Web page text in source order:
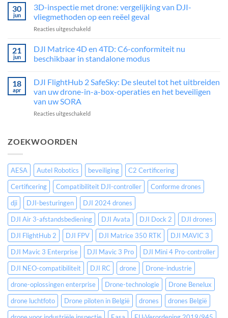
voor
Care
Plus
of
Pakket:
de
voor
uw
30
jun
3D-inspectie met drone: vergelijking van DJI-
vliegmethoden op een reëel geval
Reacties uitgeschakeldvoor
inspectie
drone:
van
vliegmethoden
een
21
jun
DJI Matrice 4D en 4TD: C6-conformiteit nu
beschikbaar in standalone modus
op
Matrice
4D
4TD:
beschikbaar
18
apr
DJI FlightHub 2 SafeSky: De sleutel tot het uitbreiden
van uw drone-in-a-box-operaties en het beveiligen
van uw SORA
Reacties uitgeschakeldvoor
sleutel
tot
het
uitbreiden
van
uw
drone-
in-
box-
operaties
en
het
beveiligen
van
uw
SORA
ZOEKWOORDEN
AESA Autel Robotics beveiliging
C2 Certificering
Certificering
Compatibiliteit DJI-controller
Conforme drones
dji
DJI-besturingen
DJI 2024 drones
DJI Air 3-afstandsbediening
DJI Avata DJI Dock 2
DJI drones
DJI FlightHub 2
DJI FPV DJI Matrice 350 RTK
DJI MAVIC 3
DJI Mavic 3 Enterprise
DJI Mavic 3 Pro
DJI Mini 4 Pro-controller
DJI NEO-compatibiliteit
DJI RC drone
Drone-industrie
drone-oplossingen enterprise
Drone-technologie
Drone Benelux
drone luchtfoto
Drone piloten in België drones
drones België